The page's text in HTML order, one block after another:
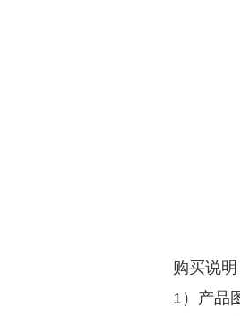
购买说
1）产品